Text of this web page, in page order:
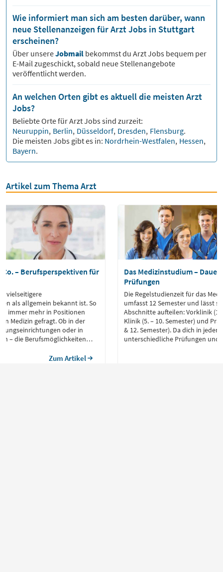
Wie informiert man sich am besten darüber, wann
neue Stellenanzeigen für Arzt Jobs in Stuttgart
erscheinen?
Über unsereJobmail bekommst du ArztJobs bequem per
E-Mail zugeschickt, sobald neue Stellenangebote
veröffentlicht werden.
An welchen Orten gibt es aktuell die meisten Arzt
Jobs?
Beliebte Orte fürArztJobs sind zurzeit:
Neuruppin, Berlin, Düsseldorf, Dresden, Flensburg.
Die meisten Jobs gibt es in: Nordrhein-Westfalen, Hessen,
Bayern.
Artikel zum Thema Arzt
Co. – Berufsperspektiven für
vielseitigere
als allgemein bekannt ist. So
immer mehr in Positionen
Medizin gefragt. Ob in der
oder in
– die Berufsmöglichkeiten
Zum Artikel
Das Medizinstudium –
Prüfungen
Die Regelstudienzeit für das
umfasst 12 Semester und lässt
Abschnitte aufteilen: Vorklinik (1.
Klinik (5. – 10. Semester) und
& 12. Semester). Da dich in
unterschiedliche Prüfungen und